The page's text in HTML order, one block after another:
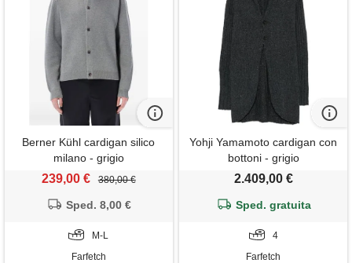
Berner Kühl cardigan silico
milano - grigio
239,00 € 380,00 €
Sped. 8,00 €
M-L
Farfetch
Yohji Yamamoto cardigan con
bottoni - grigio
2.409,00 €
Sped. gratuita
4
Farfetch